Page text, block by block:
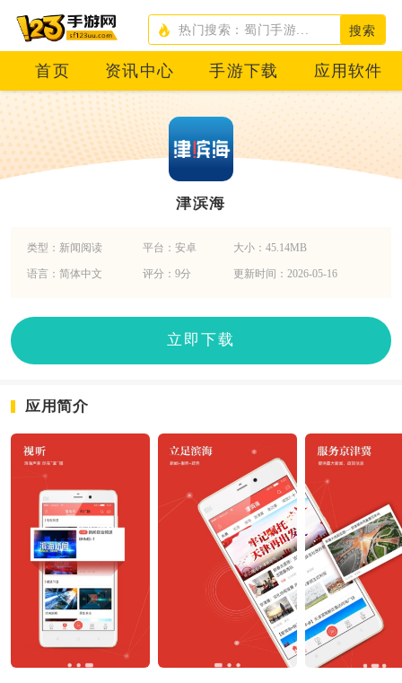
搜索
首页 资讯中心 手游下载 应用软件
津滨海
类型：新闻阅读 平台：安卓 大小：45.14MB
语言：简体中文 评分：9分 更新时间：2026-05-16
立即下载
应用简介